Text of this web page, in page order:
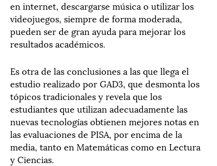
en internet, descargarse música o utilizar los
videojuegos, siempre de forma moderada,
pueden ser de gran ayuda para mejorar los
resultados académicos.
Es otra de las conclusiones a las que llega el
estudio realizado por GAD3, que desmonta los
tópicos tradicionales y revela que los
estudiantes que utilizan adecuadamente las
nuevas tecnologías obtienen mejores notas en
las evaluaciones de PISA, por encima de la
media, tanto en Matemáticas como en Lectura
y Ciencias.